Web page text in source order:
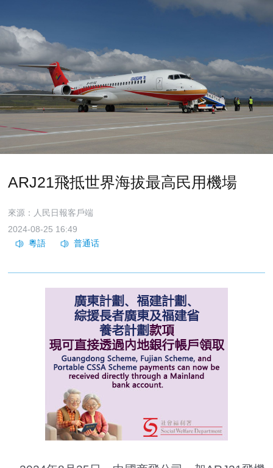
ARJ21飛抵世界海拔最高民用機場
來源：人民日報客戶端
2024-08-25 16:49